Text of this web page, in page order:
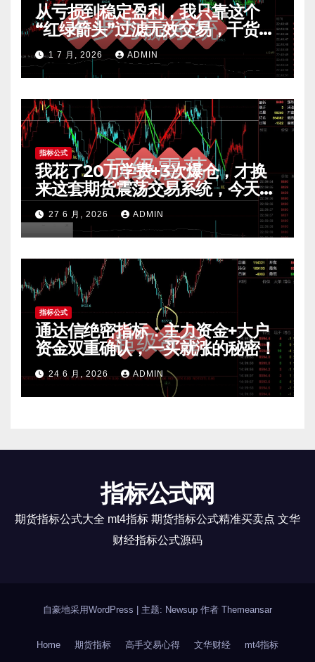
从亏损到稳定盈利，我只靠这个
“红绿箭头”过滤无效交易，干货全
公开 mt4指标
1 7 月, 2026 ADMIN
指标公式
我花了20万学费+3次爆仓，才换
来这套期货震荡交易系统，今天免
费公开核心逻辑
27 6 月, 2026 ADMIN
指标公式
通达信绝密指标：主力资金+大户
资金双重确认，一买就涨的秘密！
24 6 月, 2026 ADMIN
指标公式网
期货指标公式大全 mt4指标 期货指标公式精准买卖点 文华
财经指标公式源码
自豪地采用WordPress | 主题: Newsup 作者 Themeansar
Home 期货指标 高手交易心得 文华财经 mt4指标